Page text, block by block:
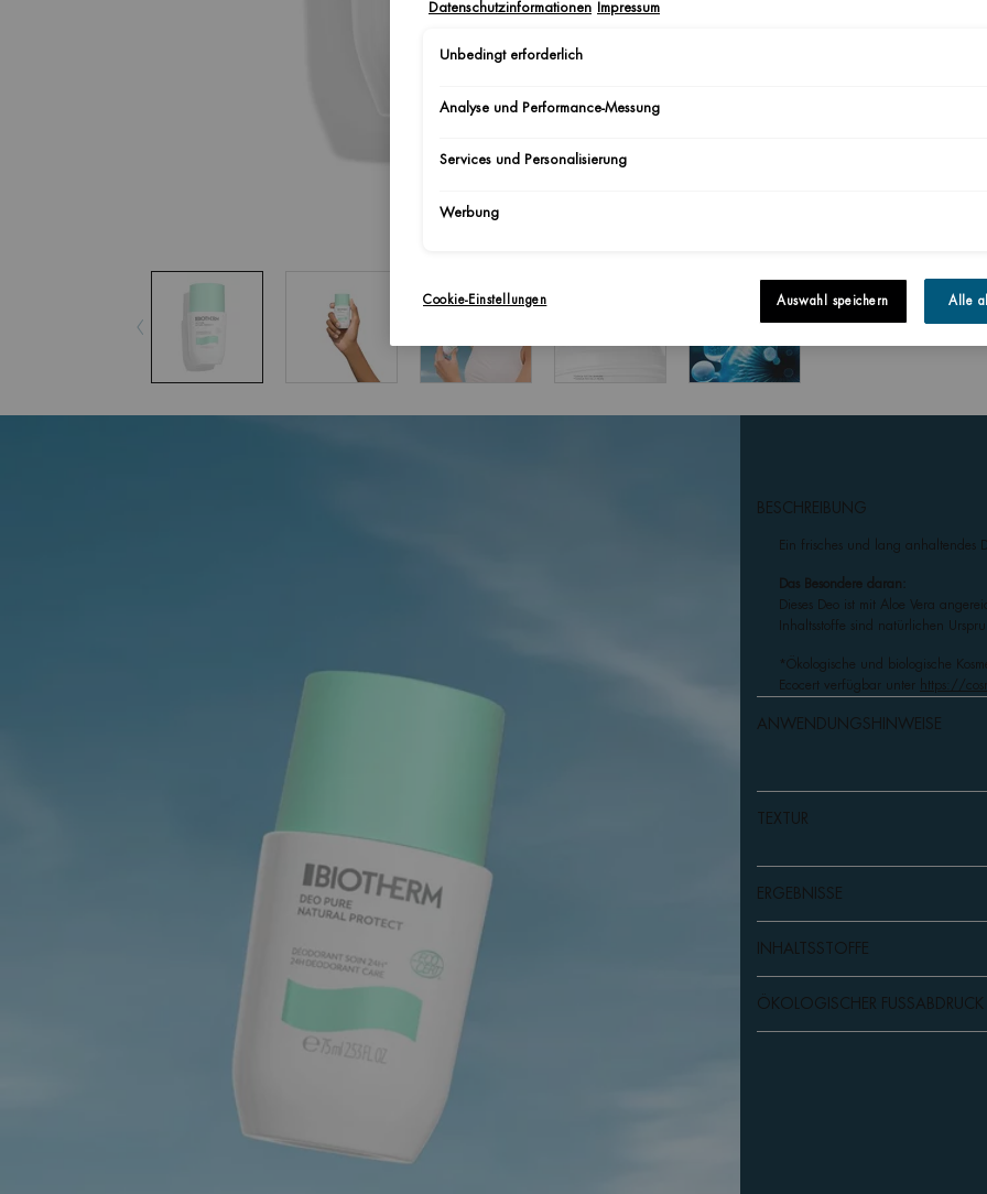
BESCHREIBUNG
Ein frisches und lang anhaltendes
Das Besondere daran:
Dieses Deo ist mit Aloe Vera
Inhaltsstoffe sind natürlichen
*Ökologische und biologische
Ecocert verfügbar unter https://
ANWENDUNGSHINWEISE
TEXTUR
ERGEBNISSE
INHALTSSTOFFE
ÖKOLOGISCHER FUSSABDRUCK
Datenschutzinformationen
Impressum
Unbedingt erforderlich
Analyse und Performance-Messung
Services und Personalisierung
Werbung
Cookie-Einstellungen Auswahl speichern Alle